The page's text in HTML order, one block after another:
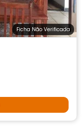
Ficha Não Verificada